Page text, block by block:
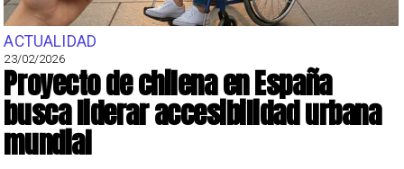
ACTUALIDAD
23/02/2026
Proyecto de chilena en España
busca liderar accesibilidad urbana
mundial